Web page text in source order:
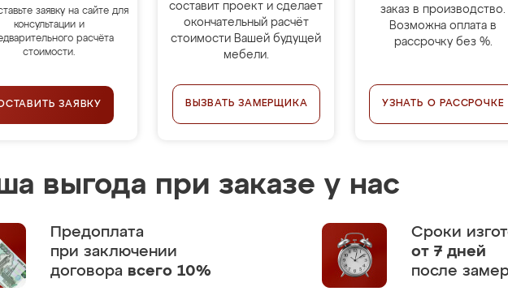
заявку на сайте для
консультации и
расчёта
стоимости.
ЗАЯВКУ
составит проект и сделает
окончательный расчёт
стоимости Вашей будущей
мебели.
ВЫЗВАТЬ ЗАМЕРЩИКА
заказ в производство.
Возможна оплата в
рассрочку без %.
УЗНАТЬ О РАССРОЧКЕ
выгода при заказе у нас
Предоплата
при заключении
договора всего 10%
Сроки
от 7 дней
после